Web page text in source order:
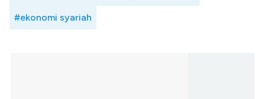
#ekonomi syariah